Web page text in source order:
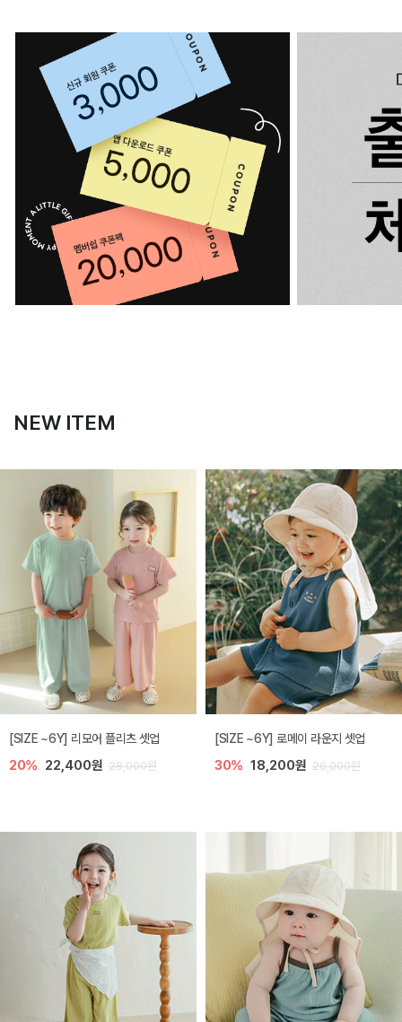
NEW ITEM
[SIZE ~6Y] 리모어 플리츠 셋업
20% 22,400원 28,000원
[SIZE ~6Y] 로메이 라운지 셋업
30% 18,200원 26,000원